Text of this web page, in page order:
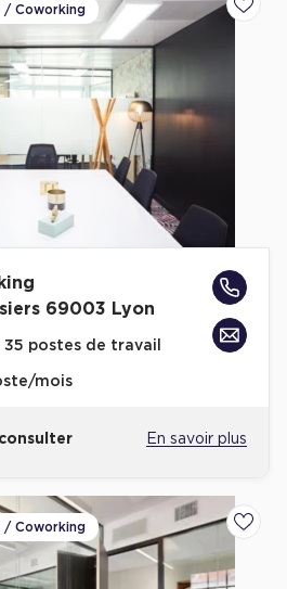
/ Coworking
69003 Lyon
postes de travail
mois
En savoir plus
/ Coworking